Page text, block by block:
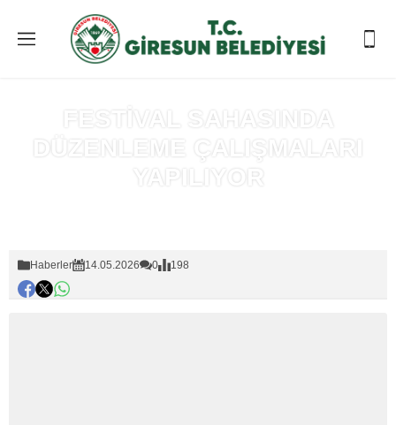
FESTİVAL SAHASINDA
DÜZENLEME ÇALIŞMALARI
YAPILIYOR
Haberler 14.05.2026 0 198